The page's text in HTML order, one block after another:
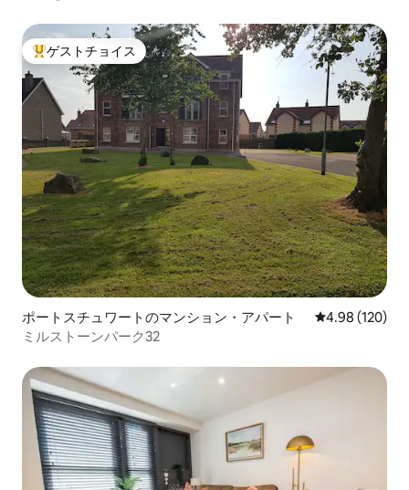
大好評のゲストチョイスです。
ゲストチョイス
ポートスチュワートのマンション・アパート レビュー120
4.98 (120)
ミルストーンパーク32